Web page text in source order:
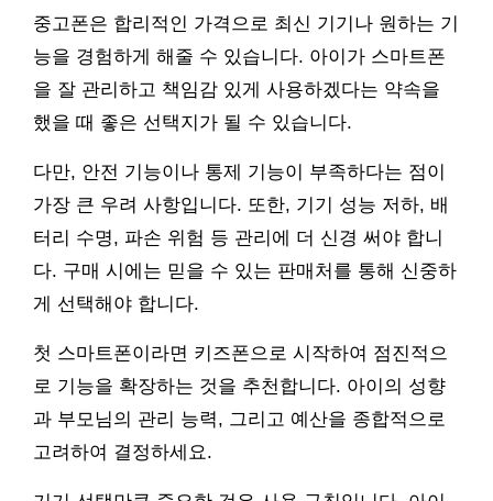
중고폰은 합리적인 가격으로 최신 기기나 원하는 기
능을 경험하게 해줄 수 있습니다. 아이가 스마트폰
을 잘 관리하고 책임감 있게 사용하겠다는 약속을
했을 때 좋은 선택지가 될 수 있습니다.
다만, 안전 기능이나 통제 기능이 부족하다는 점이
가장 큰 우려 사항입니다. 또한, 기기 성능 저하, 배
터리 수명, 파손 위험 등 관리에 더 신경 써야 합니
다. 구매 시에는 믿을 수 있는 판매처를 통해 신중하
게 선택해야 합니다.
첫 스마트폰이라면 키즈폰으로 시작하여 점진적으
로 기능을 확장하는 것을 추천합니다. 아이의 성향
과 부모님의 관리 능력, 그리고 예산을 종합적으로
고려하여 결정하세요.